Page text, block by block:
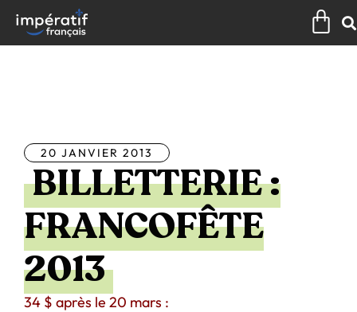
contenu
20 JANVIER 2013
BILLETTERIE :
FRANCOFÊTE
2013
34 $ après le 20 mars :